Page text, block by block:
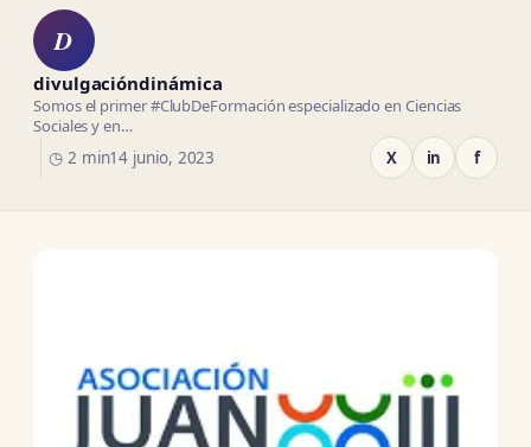
D
divulgacióndinámica
Somos el primer #ClubDeFormación especializado en Ciencias
Sociales y en…
◷ 2 min14 junio, 2023 X in f